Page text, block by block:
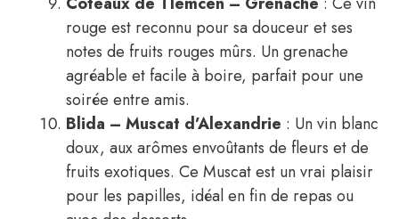
rouge est reconnu pour sa douceur et ses
notes de fruits rouges mûrs. Un grenache
agréable et facile à boire, parfait pour une
soirée entre amis.
Blida – Muscat d’Alexandrie : Un vin blanc
doux, aux arômes envoûtants de fleurs et de
fruits exotiques. Ce Muscat est un vrai plaisir
pour les papilles, idéal en fin de repas ou